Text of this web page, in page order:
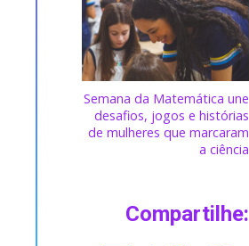
Semana da Matemática une
desafios, jogos e histórias
de mulheres que marcaram
a ciência
Compartilhe: